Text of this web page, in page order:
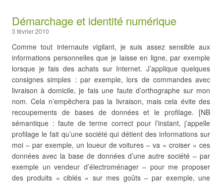
Démarchage et identité numérique
3 février 2010
Comme tout internaute vigilant, je suis assez sensible aux
informations personnelles que je laisse en ligne, par exemple
lorsque je fais des achats sur Internet. J’applique quelques
consignes simples : par exemple, lors de commandes avec
livraison à domicile, je fais une faute d’orthographe sur mon
nom. Cela n’empêchera pas la livraison, mais cela évite des
recoupements de bases de données et le profilage. [NB
sémantique : faute de terme correct pour l’instant, j’appelle
profilage le fait qu’une société qui détient des informations sur
moi – par exemple, un loueur de voitures – va « croiser » ces
données avec la base de données d’une autre société – par
exemple un vendeur d’électroménager – pour me proposer
des produits « ciblés » sur mes goûts – par exemple, une